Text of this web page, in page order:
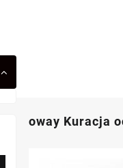
oway Kuracja